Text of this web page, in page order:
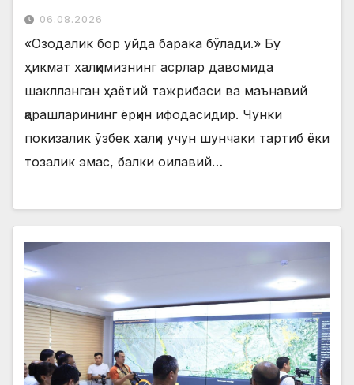
06.08.2026
«Озодалик бор уйда барака бўлади.» Бу
ҳикмат халқимизнинг асрлар давомида
шаклланган ҳаётий тажрибаси ва маънавий
қарашларининг ёрқин ифодасидир. Чунки
покизалик ўзбек халқи учун шунчаки тартиб ёки
тозалик эмас, балки оилавий…